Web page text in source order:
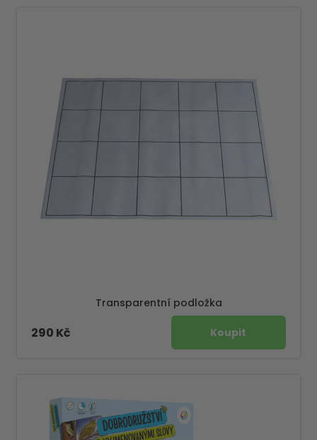
Transparentní podložka
290 Kč